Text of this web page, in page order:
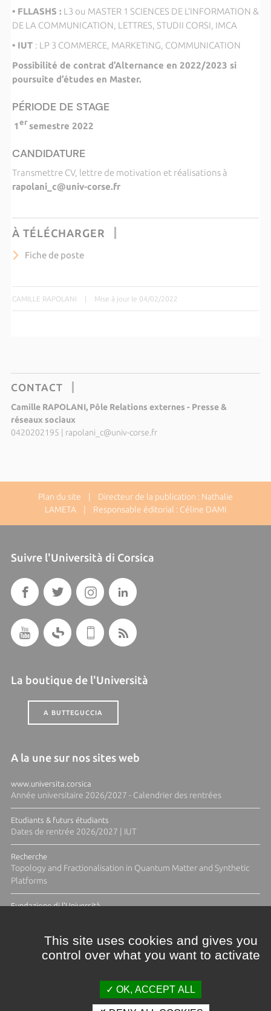
• FLLASHS : L3 ou MASTER 1 SCIENCES DE L’INFORMATION &
DE LA COMMUNICATION, LETTRES, STUDII CORSI, IMCA
• IUT : LP 3 COMMERCE, MARKETING, COMMUNICATION
Possibilité de contrat d’Alternance en 2022/2023 si
poursuite d’études en Master.
PÉRIODE DE STAGE
1 er semestre 2022
CANDIDATURE
Transmettre CV, lettre de motivation et réalisations à
rapolani_c@univ-corse.fr
À TÉLÉCHARGER
Fiche de poste
CAMILLE RAPOLANI Mise à jour le 04/02/2022
CONTACT
Camille RAPOLANI, Pôle Relations externes - Presse &
réseaux sociaux
0420202195
rapolani_c@univ-corse.fr
Plan du site | Directeur de la publication : Nathalie
LAMETA | Responsable éditorial : Céline DAMI
Suivre l'Università di Corsica
La boutique de l'Università
A BUTTEGUCCIA
A la une sur nos sites web
www.universita.corsica
Année universitaire 2026/2027 - Calendrier des rentrées
Etudiants & futurs étudiants
Dates de rentrée 2026/2027 | IUT
Recherche
Topology and Fractionalisation in Quantum Matter and Synthetic
Platforms
Fundazione di l'Università
This site uses cookies and gives you
control over what you want to activate
OK, ACCEPT ALL